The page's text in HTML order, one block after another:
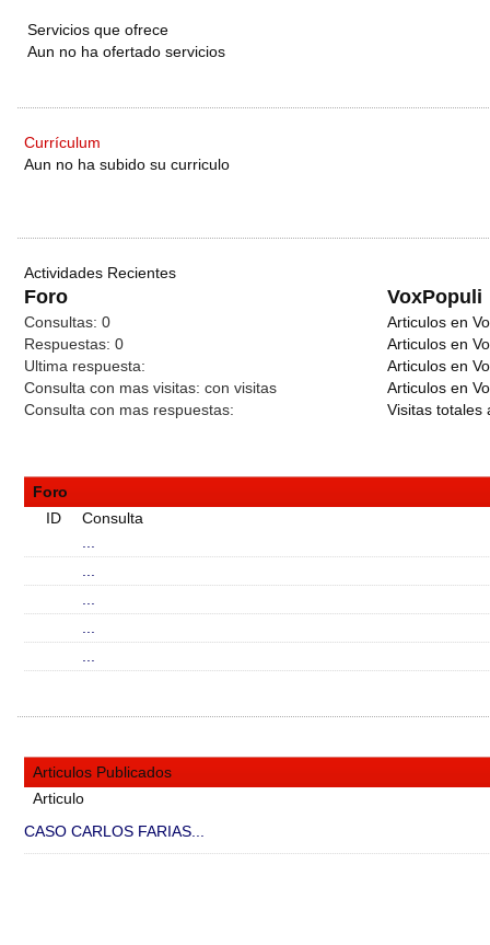
Servicios que ofrece
Aun no ha ofertado servicios
Currículum
Aun no ha subido su curriculo
Actividades Recientes
Foro VoxPopuli
Consultas: 0
Respuestas: 0
Ultima respuesta:
Consulta con mas visitas: con visitas
Consulta con mas respuestas:
Articulos en
Articulos en
Articulos en
Articulos en
Visitas totales
Foro
ID
Consulta
Articulos Publicados
Articulo
CASO CARLOS FARIAS...